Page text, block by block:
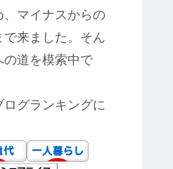
マイナスからの
来ました。そん
の道を模索中で
グランキングに